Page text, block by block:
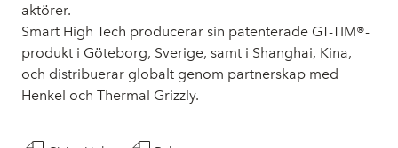
aktörer.
Smart High Tech producerar sin patenterade GT-TIM®-
produkt i Göteborg, Sverige, samt i Shanghai, Kina,
och distribuerar globalt genom partnerskap med
Henkel och Thermal Grizzly.